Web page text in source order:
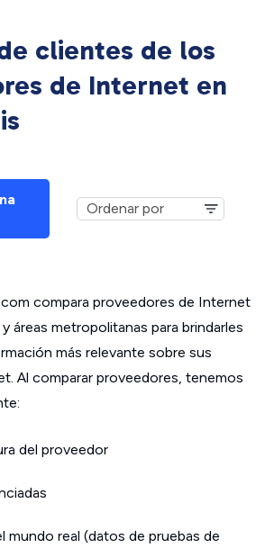
clientes de los
de Internet en
compara proveedores de Internet
áreas metropolitanas para brindarles
más relevante sobre sus
Al comparar proveedores, tenemos
del proveedor
mundo real (datos de pruebas de